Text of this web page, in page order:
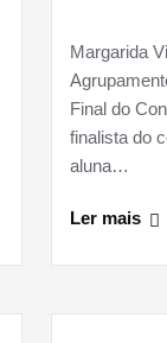
Margarida
Final do
finalista do
aluna…
Ler mais